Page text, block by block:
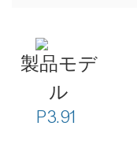
製品モデ
ル
P3.91